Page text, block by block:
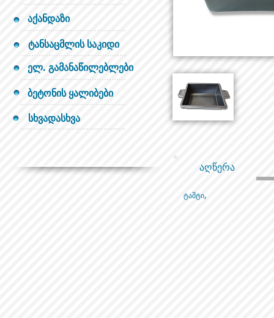
აქანდაზი
ტანსაცმლის საკიდი
ელ. გამანაწილებლები
ბეტონის ყალიბები
სხვადასხვა
აღწერა
ტაშტი,